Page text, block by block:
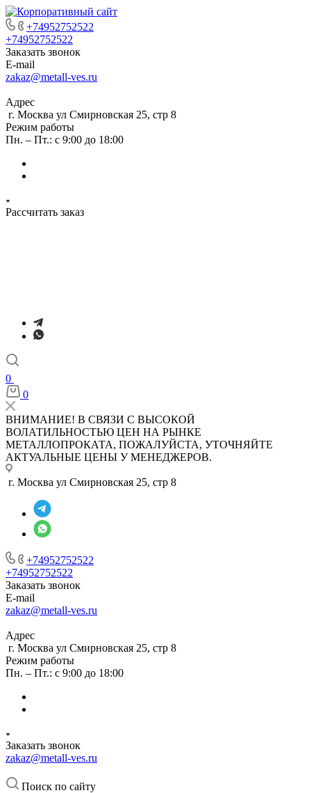
+74952752522
+74952752522
Заказать звонок
E-mail
zakaz@metall-ves.ru
Адрес
г. Москва ул Смирновская 25, стр 8
Режим работы
Пн. – Пт.: с 9:00 до 18:00
Рассчитать заказ
0
0
ВНИМАНИЕ! В СВЯЗИ С ВЫСОКОЙ
ВОЛАТИЛЬНОСТЬЮ ЦЕН НА РЫНКЕ
МЕТАЛЛОПРОКАТА, ПОЖАЛУЙСТА, УТОЧНЯЙТЕ
АКТУАЛЬНЫЕ ЦЕНЫ У МЕНЕДЖЕРОВ.
г. Москва ул Смирновская 25, стр 8
+74952752522
+74952752522
Заказать звонок
E-mail
zakaz@metall-ves.ru
Адрес
г. Москва ул Смирновская 25, стр 8
Режим работы
Пн. – Пт.: с 9:00 до 18:00
Заказать звонок
zakaz@metall-ves.ru
Поиск по сайту